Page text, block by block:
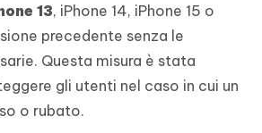
13, iPhone 14, iPhone 15 o
precedente senza le
Questa misura è stata
gli utenti nel caso in cui un
o rubato.